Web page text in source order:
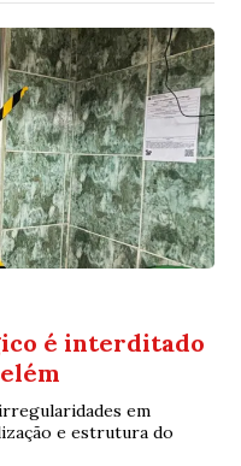
é interditado
em
e estrutura do